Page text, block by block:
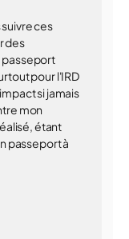
ces
des
passeport
pour l'IRD
si jamais
mon
étant
passeport à